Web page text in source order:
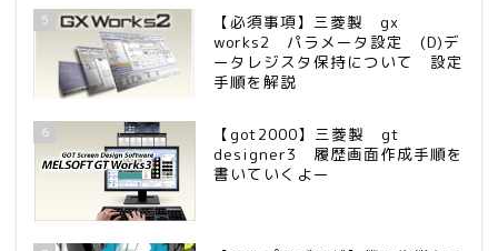
5
【必須事項】三菱製 gx
works2 パラメータ設定 (D)デ
ータレジスタ保持について 設定
手順を解説
6
【got2000】三菱製 gt
designer3 履歴画面作成手順を
書いていくよー